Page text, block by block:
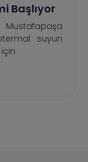
Başlıyor
suyun